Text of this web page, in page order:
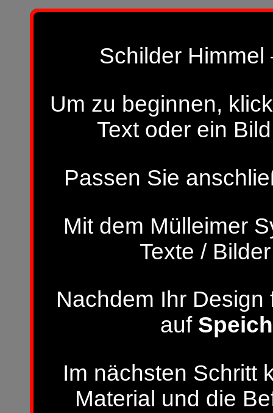
Schilder
Um zu beginnen,
Text oder ein
Passen Sie
Mit dem Mülleimer
Texte /
Nachdem Ihr
auf
Im nächsten Schritt
Material und die